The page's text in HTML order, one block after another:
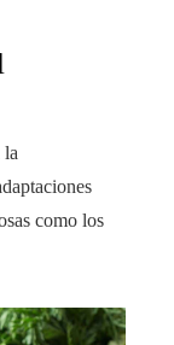
la
como los